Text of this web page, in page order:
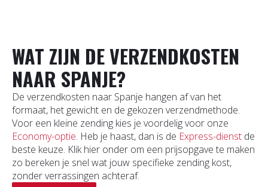
WAT ZIJN DE VERZENDKOSTEN
NAAR SPANJE?
De verzendkosten naar Spanje hangen af van het
formaat, het gewicht en de gekozen verzendmethode.
Voor een kleine zending kies je voordelig voor onze
Economy-optie. Heb je haast, dan is de Express-dienst de
beste keuze. Klik hier onder om een prijsopgave te maken
zo bereken je snel wat jouw specifieke zending kost,
zonder verrassingen achteraf.